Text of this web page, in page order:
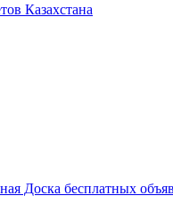
Казахстана
Доска бесплатных